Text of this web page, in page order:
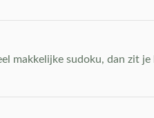
makkelijke sudoku, dan zit